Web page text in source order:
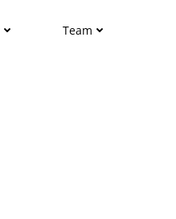
Team